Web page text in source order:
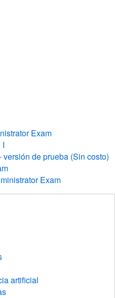
Exam
I
de prueba (Sin costo)
Exam
artificial